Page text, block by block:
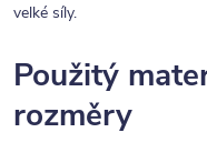
velké síly.
Použitý
rozměry